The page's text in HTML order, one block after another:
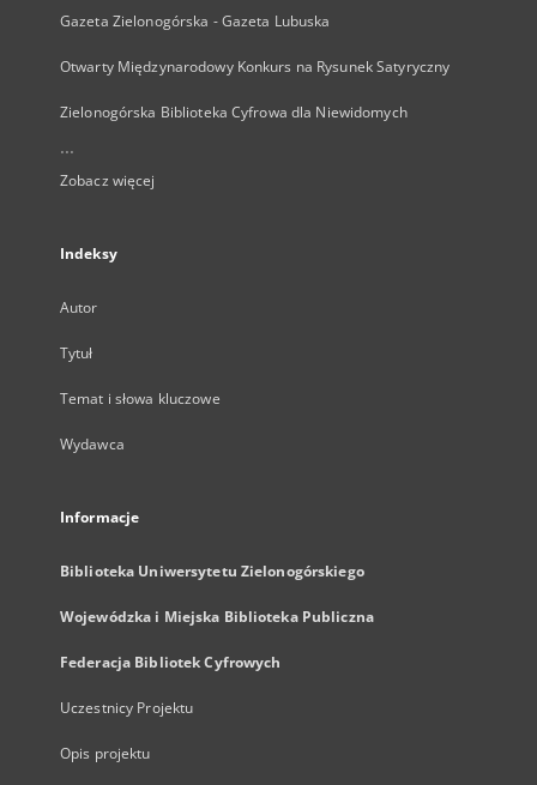
Gazeta Zielonogórska - Gazeta Lubuska
Otwarty Międzynarodowy Konkurs na Rysunek Satyryczny
Zielonogórska Biblioteka Cyfrowa dla Niewidomych
...
Zobacz więcej
Indeksy
Autor
Tytuł
Temat i słowa kluczowe
Wydawca
Informacje
Biblioteka Uniwersytetu Zielonogórskiego
Wojewódzka i Miejska Biblioteka Publiczna
Federacja Bibliotek Cyfrowych
Uczestnicy Projektu
Opis projektu